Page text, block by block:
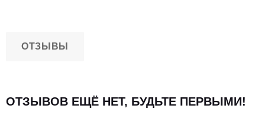
ОТЗЫВЫ
ОТЗЫВОВ ЕЩЁ НЕТ, БУДЬТЕ ПЕРВЫМИ!